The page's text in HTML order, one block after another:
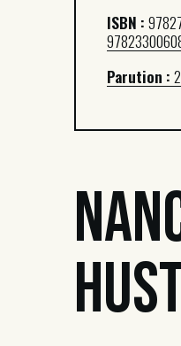
ISBN :
Parution :